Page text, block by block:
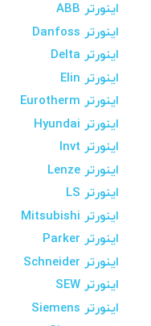
اینورتر ABB
اینورتر Danfoss
اینورتر Delta
اینورتر Elin
اینورتر Eurotherm
اینورتر Hyundai
اینورتر Invt
اینورتر Lenze
اینورتر LS
اینورتر Mitsubishi
اینورتر Parker
اینورتر Schneider
اینورتر SEW
اینورتر Siemens